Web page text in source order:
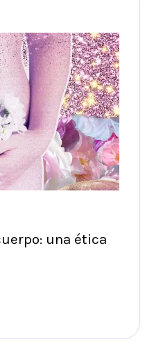
una ética